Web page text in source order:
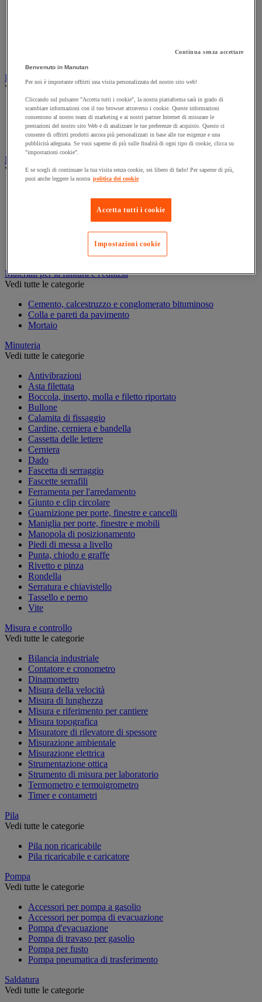
Ingrassaggio e lubrificazione
Vedi tutte le categorie
Anti-aderente
Attrezzi per lubrificazione
Grasso e olio
Lubrificante e sbloccante
Marcatura
Vedi tutte le categorie
Marcatura industriale
Marcatura permanente
Marcatura temporanea
Nastro adesivo di marcatura
Segnaletica in magazzino
Materiali per la finitura e l'edilizia
Vedi tutte le categorie
Cemento, calcestruzzo e conglomerato bituminoso
Colla e pareti da pavimento
Mortaio
Minuteria
Vedi tutte le categorie
Antivibrazioni
Asta filettata
Boccola, inserto, molla e filetto riportato
Bullone
Calamita di fissaggio
Cardine, cerniera e bandella
Cassetta delle lettere
Cerniera
Dado
Fascetta di serraggio
Fascette serrafili
Ferramenta per l'arredamento
Giunto e clip circolare
Guarnizione per porte, finestre e cancelli
Maniglia per porte, finestre e mobili
Manopola di posizionamento
Piedi di messa a livello
Punta, chiodo e graffe
Rivetto e pinza
Rondella
Serratura e chiavistello
Tassello e perno
Vite
Misura e controllo
Vedi tutte le categorie
Bilancia industriale
Contatore e cronometro
Dinamometro
Misura della velocità
Misura di lunghezza
Misura e riferimento per cantiere
Misura topografica
Misuratore di rilevatore di spessore
Misurazione ambientale
Misurazione elettrica
Strumentazione ottica
Strumento di misura per laboratorio
Termometro e termoigrometro
Timer e contametri
Pila
Vedi tutte le categorie
Pila non ricaricabile
Pila ricaricabile e caricatore
Pompa
Vedi tutte le categorie
Accessori per pompa a gasolio
Accessori per pompa di evacuazione
Pompa d'evacuazione
Pompa di travaso per gasolio
Pompa per fusto
Pompa pneumatica di trasferimento
Saldatura
Vedi tutte le categorie
Continua senza accettare
Benvenuto in Manutan
Per noi è importante offrirti una visita personalizzata del nostro sito web!
Cliccando sul pulsante "Accetta tutti i cookie", la nostra piattaforma sarà in grado di
scambiare informazioni con il tuo browser attraverso i cookie. Queste informazioni
consentono al nostro team di marketing e ai nostri partner Internet di misurare le
prestazioni del nostro sito Web e di analizzare le tue preferenze di acquisto. Questo ci
consente di offrirti prodotti ancora più personalizzati in base alle tue esigenze e una
pubblicità adeguata. Se vuoi saperne di più sulle finalità di ogni tipo di cookie, clicca su
"impostazioni cookie".
E se scegli di continuare la tua visita senza cookie, sei libero di farlo! Per saperne di più,
puoi anche leggere la nostra politica dei cookie
Accetta tutti i cookie
Impostazioni cookie